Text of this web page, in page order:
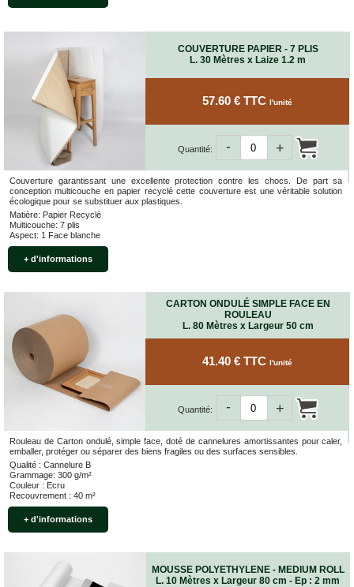
COUVERTURE PAPIER - 7 PLIS
L. 30 Mètres x Laize 1.2 m
Couverture garantissant une excellente protection contre les chocs. De part sa
conception multicouche en papier recyclé cette couverture est une véritable solution
écologique pour se substituer aux plastiques.
Matière: Papier Recyclé
Multicouche: 7 plis
Aspect: 1 Face blanche
+ d'informations
57.60 € TTC l'unité
Quantité: +
-
CARTON ONDULÉ SIMPLE FACE EN
ROULEAU
L. 80 Mètres x Largeur 50 cm
Rouleau de Carton ondulé, simple face, doté de cannelures amortissantes pour caler,
emballer, protéger ou séparer des biens fragiles ou des surfaces sensibles.
Qualité : Cannelure B
Grammage: 300 g/m²
Couleur : Ecru
Recouvrement : 40 m²
+ d'informations
41.40 € TTC l'unité
Quantité: +
-
MOUSSE POLYETHYLENE - MEDIUM ROLL
L. 10 Mètres x Largeur 80 cm - Ep : 2 mm